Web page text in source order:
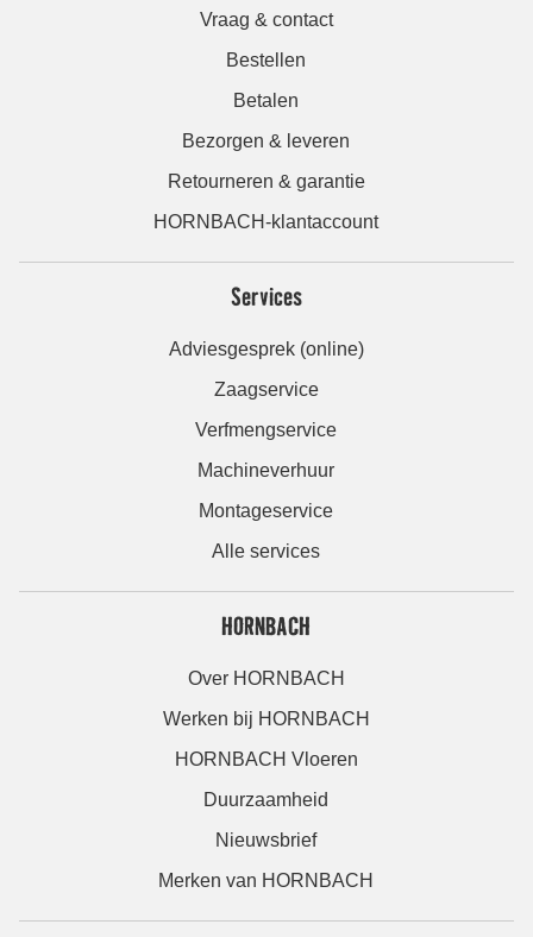
Vraag & contact
Bestellen
Betalen
Bezorgen & leveren
Retourneren & garantie
HORNBACH-klantaccount
Services
Adviesgesprek (online)
Zaagservice
Verfmengservice
Machineverhuur
Montageservice
Alle services
HORNBACH
Over HORNBACH
Werken bij HORNBACH
HORNBACH Vloeren
Duurzaamheid
Nieuwsbrief
Merken van HORNBACH